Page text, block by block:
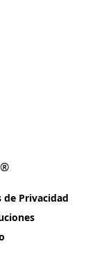
de Privacidad